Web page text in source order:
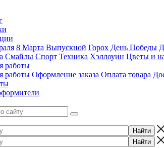
8 Марта Выпускной Горох День Победы
Смайлы Спорт Техника Хэллоуин Цветы и
работы
работы Оформление заказа Оплата товара